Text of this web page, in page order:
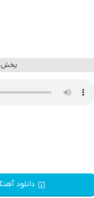
پخش
دانلود